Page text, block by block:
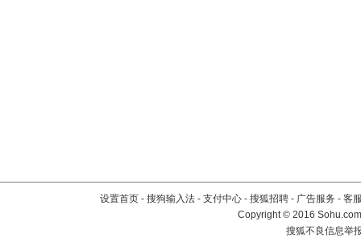
设置首页 - 搜狗输入法 - 支付中心 - 搜狐招聘 - 广告服务 - 客
Copyright©2016
搜狐不良信息举